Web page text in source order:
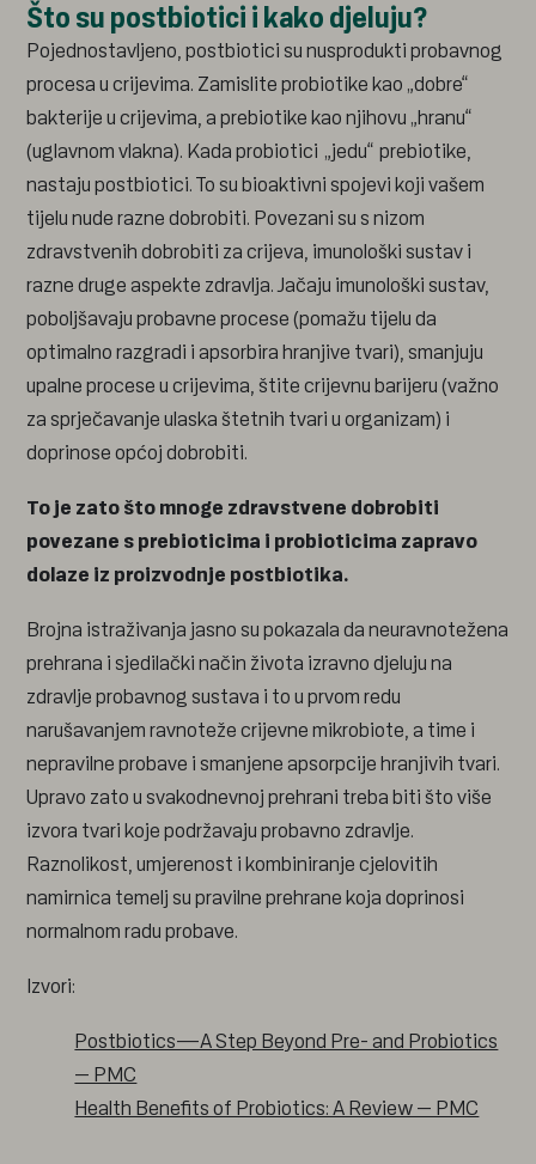
Što su postbiotici i kako djeluju?
Pojednostavljeno, postbiotici su nusprodukti probavnog
procesa u crijevima. Zamislite probiotike kao „dobre“
bakterije u crijevima, a prebiotike kao njihovu „hranu“
(uglavnom vlakna). Kada probiotici „jedu“ prebiotike,
nastaju postbiotici. To su bioaktivni spojevi koji vašem
tijelu nude razne dobrobiti. Povezani su s nizom
zdravstvenih dobrobiti za crijeva, imunološki sustav i
razne druge aspekte zdravlja. Jačaju imunološki sustav,
poboljšavaju probavne procese (pomažu tijelu da
optimalno razgradi i apsorbira hranjive tvari), smanjuju
upalne procese u crijevima, štite crijevnu barijeru (važno
za sprječavanje ulaska štetnih tvari u organizam) i
doprinose općoj dobrobiti.
To je zato što mnoge zdravstvene dobrobiti
povezane sprebioticima i probioticima zapravo
dolaze iz proizvodnje postbiotika.
Brojna istraživanja jasno su pokazala da neuravnotežena
prehrana i sjedilački način života izravno djeluju na
zdravlje probavnog sustava i to u prvom redu
narušavanjem ravnoteže crijevne mikrobiote, a time i
nepravilne probave i smanjene apsorpcije hranjivih tvari.
Upravo zato u svakodnevnoj prehrani treba biti što više
izvora tvari koje podržavaju probavno zdravlje.
Raznolikost, umjerenost i kombiniranje cjelovitih
namirnica temelj su pravilne prehrane koja doprinosi
normalnom radu probave.
Izvori:
Postbiotics—A Step Beyond Pre- and Probiotics
– PMC
Health Benefits of Probiotics: A Review – PMC